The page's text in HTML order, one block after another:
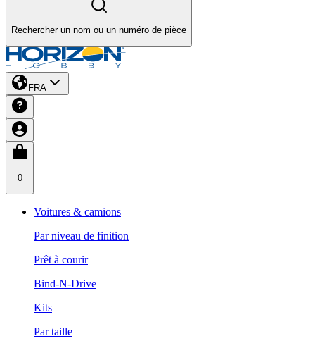
Rechercher un nom ou un numéro de pièce
FRA
0
Voitures & camions
Par niveau de finition
Prêt à courir
Bind-N-Drive
Kits
Par taille